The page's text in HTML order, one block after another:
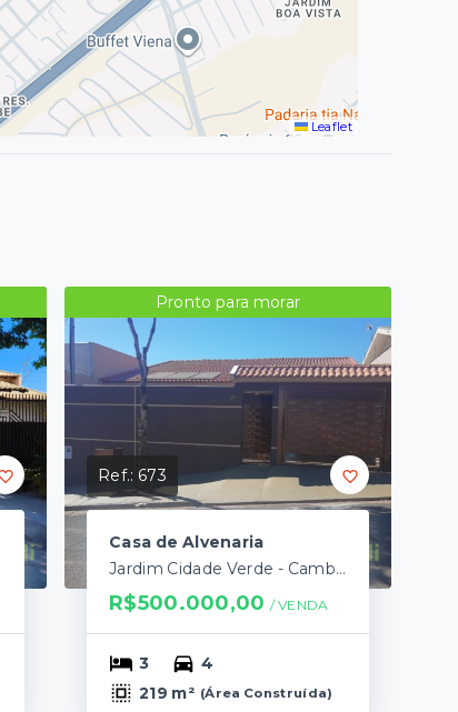
Leaflet
Pronto para morar
Ref.: 673
Casa de Alvenaria
Jardim Cidade Verde - Cambé/PR
R$500.000,00 / VENDA
3
4
219 m² (Área Construída)